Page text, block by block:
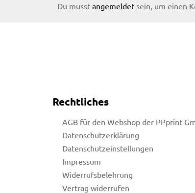
Du musst angemeldet sein, um einen
Rechtliches
AGB für den Webshop der PPprint
Datenschutzerklärung
Datenschutzeinstellungen
Impressum
Widerrufsbelehrung
Vertrag widerrufen